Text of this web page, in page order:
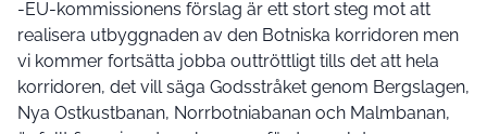
-EU-kommissionens förslag är ett stort steg mot att
realisera utbyggnaden av den Botniska korridoren men
vi kommer fortsätta jobba outtröttligt tills det att hela
korridoren, det vill säga Godsstråket genom Bergslagen,
Nya Ostkustbanan, Norrbotniabanan och Malmbanan,